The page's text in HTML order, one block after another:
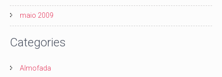
maio 2009
Categories
Almofada